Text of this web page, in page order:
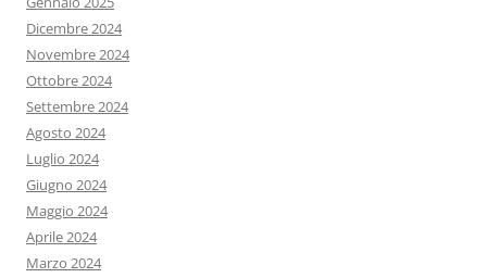
Dicembre 2024
Novembre 2024
Ottobre 2024
Settembre 2024
Agosto 2024
Luglio 2024
Giugno 2024
Maggio 2024
Aprile 2024
Marzo 2024